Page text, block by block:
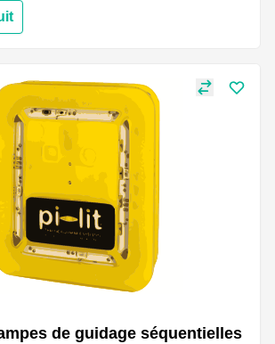
de guidage séquentielles